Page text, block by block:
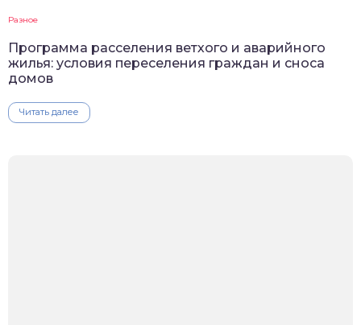
Разное
Программа расселения ветхого и аварийного
жилья: условия переселения граждан и сноса
домов
Читать далее